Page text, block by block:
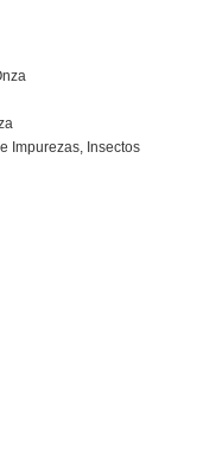
Impurezas, Insectos